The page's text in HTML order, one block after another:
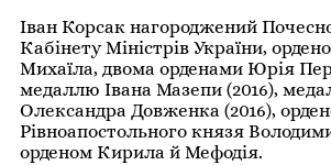
Іван Корсак нагороджений
Кабінету Міністрів України,
Михаїла, двома орденами Юрія
медаллю Івана Мазепи (2016),
Олександра Довженка (2016),
Рівноапостольного князя
орденом Кирила й Мефодія.